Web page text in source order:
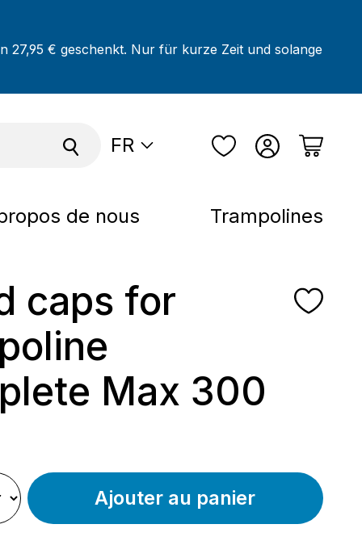
27,95 € geschenkt. Nur für kurze Zeit und solange
FR
de nous Trampolines
caps for
Max 300
Ajouter au panier